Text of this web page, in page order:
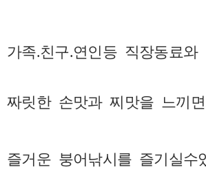
가족.친구.연인등 직장동료와
짜릿한 손맛과 찌맛을 느끼
즐거운 붕어낚시를 즐기실수